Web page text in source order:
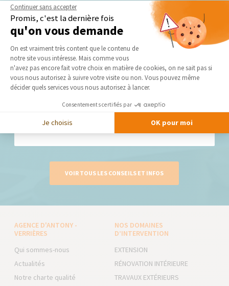
Nos derniers conseils et actus
Mode d’emploi pour trouver un bon maçon près
de chez vous !
La recherche d’artisans fiables et qualifiés s’apparente
VOIR TOUS LES CONSEILS ET INFOS
AGENCE D'ANTONY -
VERRIÈRES
Qui sommes-nous
Actualités
Notre charte qualité
NOS DOMAINES
D’INTERVENTION
EXTENSION
RÉNOVATION INTÉRIEURE
TRAVAUX EXTÉRIEURS
Continuer sans accepter
Promis, c'est la dernière fois
qu'on vous demande
Plateforme de Gestion du
On est vraiment très content que le contenu de
notre site vous intéresse. Mais comme vous
n'avez pas encore fait votre choix en matière de cookies, on ne sait pas si
vous nous autorisez à suivre votre visite ou non. Vous pouvez même
décider quels services vous nous autorisez à lancer.
Consentements certifiés par
Je choisis OK pour moi
Axeptio consent